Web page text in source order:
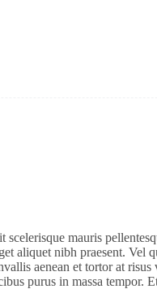
mauris
aliquet nibh praesent. Vel
aenean et tortor at
purus in massa tempor.